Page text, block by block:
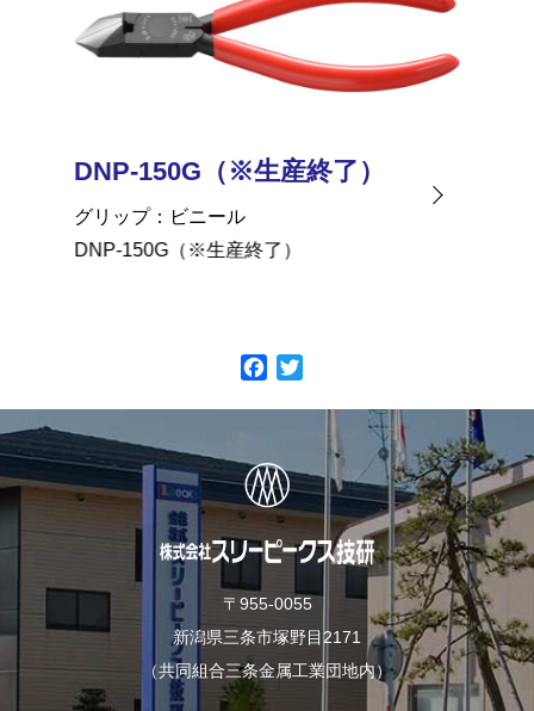
DNP-150G（※生産終了）
グリップ
ビニール
DNP-150G（※生産終了）
b
o
o
k
t
e
〒955-0055
新潟県三条市塚野目2171
（共同組合三条金属工業団地内）